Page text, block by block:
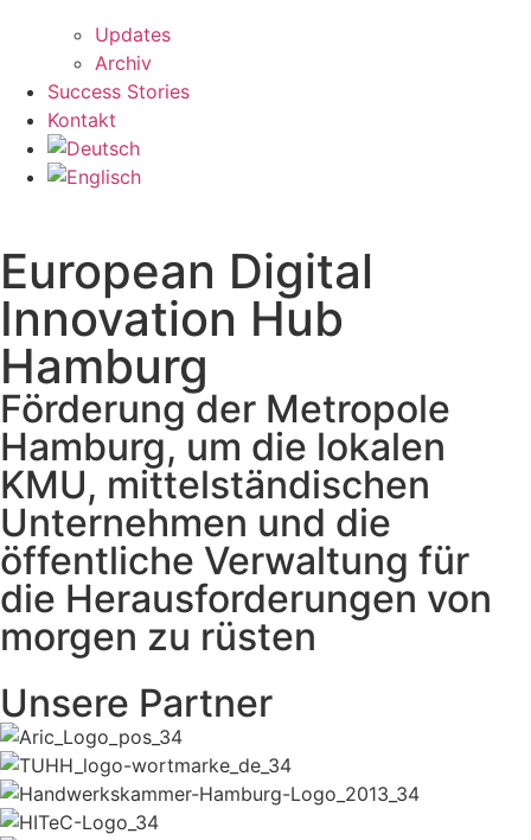
Updates
Archiv
Success Stories
Kontakt
European Digital
Innovation Hub
Hamburg
Förderung der Metropole
Hamburg, um die lokalen
KMU, mittelständischen
Unternehmen und die
öffentliche Verwaltung für
die Herausforderungen von
morgen zu rüsten
Unsere Partner